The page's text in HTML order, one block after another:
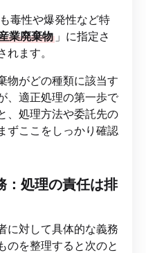
毒性や爆発性など特
業廃棄物 」に指定さ
ます。
物がどの種類に該当す
、適正処理の第一歩で
、処理方法や委託先の
ずここをしっかり確認
処理の責任は排
に対して具体的な義務
のを整理すると次のと